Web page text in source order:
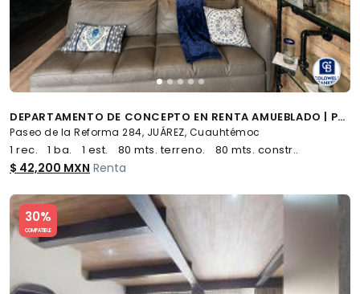
DEPARTAMENTO DE CONCEPTO EN RENTA AMUEBLADO | PASEO DE LA REFORMA CDMX
Paseo de la Reforma 284, JUÁREZ, Cuauhtémoc
1 rec. 1 ba. 1 est. 80 mts. terreno. 80 mts. constr..
$ 42,200 MXN Renta
30%
COMPATIBLE
Slide 1 of 5